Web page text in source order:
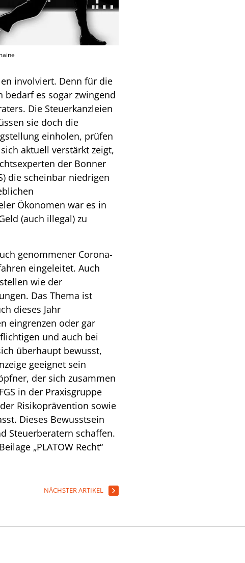
involviert. Denn für die
es sogar zwingend
Die Steuerkanzleien
sie doch die
einholen, prüfen
aktuell verstärkt zeigt,
der Bonner
die scheinbar niedrigen
Ökonomen war es in
(auch illegal) zu
genommener Corona-
eingeleitet. Auch
wie der
Das Thema ist
dieses Jahr
eingrenzen oder gar
und auch bei
überhaupt bewusst,
geeignet sein
der sich zusammen
in der Praxisgruppe
Risikoprävention sowie
Dieses Bewusstsein
Steuerberatern schaffen.
„PLATOW Recht“
NÄCHSTER ARTIKEL